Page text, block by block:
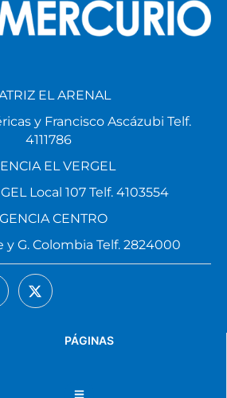
PÁGINAS
EL ARENAL
y Francisco Ascázubi Telf.
4111786
EL VERGEL
Local 107 Telf. 4103554
CENTRO
y G. Colombia Telf. 2824000